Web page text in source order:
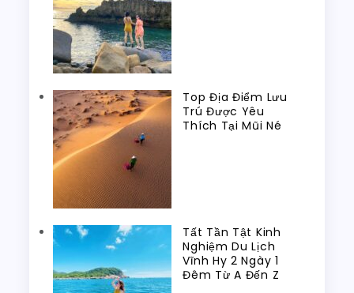
Top Địa Điểm Lưu
Trú Được Yêu
Thích Tại Mũi Né
Tất Tần Tật Kinh
Nghiệm Du Lịch
Vĩnh Hy 2 Ngày 1
Đêm Từ A Đến Z